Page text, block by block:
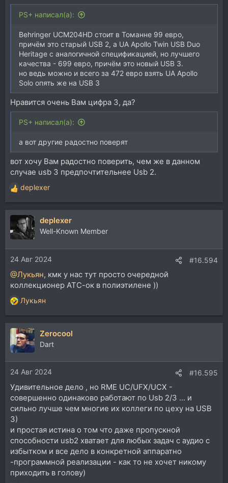
PS+ написал(а):
Behringer UCM204HD стоит в Томанне 99 евро,
причём это старый USB 2, а UA Apollo Twin USB Duo
Heritage с аналогичной спецификацией, но лучшего
качества - 699 евро, причём это новый USB 3.
но ведь можно и всего за 472 евро взять UA Apollo
Solo опять же на USB 3
Нравится очень Вам цифра 3, да?
PS+ написал(а):
а вот другие радостно поверят
вот хочу Вам радостно поверить, чем же в данном
случае usb 3 предпочтительнее Usb 2.
Р
е
а
ц
и
и
:
deplexer
deplexer
Well-Known Member
24 Авг 2024 #16.594
@Лукьян, кмк у нас тут просто очередной
коллекционер АТС-ок в полиэтилене ))
Р
е
а
к
ц
и
и
:
Лукьян
Zerocool
Dart
24 Авг 2024 #16.595
Удивительное дело , но RME UC/UFX/UCX -
совершенно одинаково работают по Usb 2/3 ... и
сильно лучше чем многие их коллеги по цеху на USB
3)
и простая истина о том что даже пропускной
способности usb2 хватает для любых задач с аудио с
избытком и все дело в конкретной аппаратно
-программной реализации - как то не хочет никому
приходить в голову)